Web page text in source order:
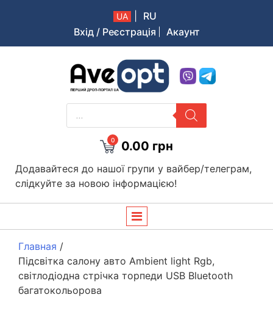
UA
RU
Вхід / Реєстрація
Акаунт
Aveopt – оптова дропшипінг платформа в Україні
PRODUCTS
SEARCH
0 0.00 грн
Додавайтеся до нашої групи у вайбер/телеграм,
слідкуйте за новою інформацією!
Главная /
Підсвітка салону авто Ambient light Rgb,
світлодіодна стрічка торпеди USB Bluetooth
багатокольорова